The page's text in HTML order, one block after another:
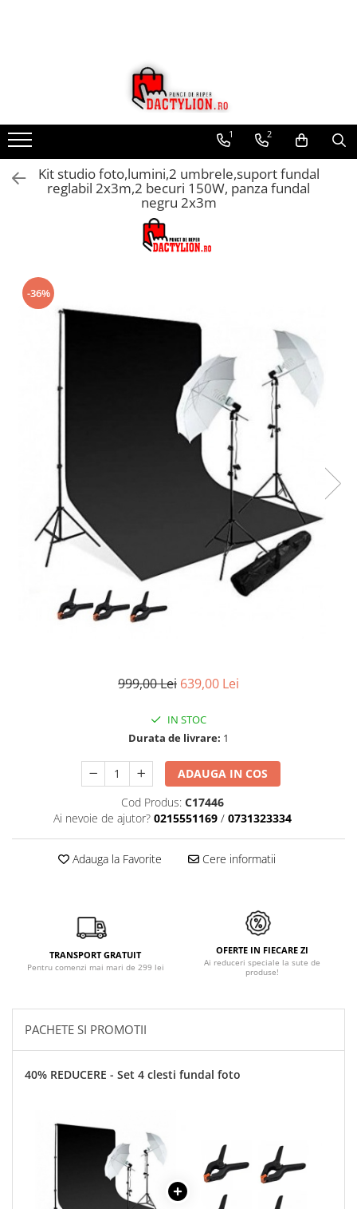
1 2
Kit studio foto,lumini,2 umbrele,suport fundal
reglabil 2x3m,2 becuri 150W, panza fundal
negru 2x3m
-36%
999,00 Lei 639,00 Lei
IN STOC
Durata de livrare: 1
ADAUGA IN COS
Cod Produs: C17446
Ai nevoie de ajutor? 0215551169 / 0731323334
Adauga la Favorite Cere informatii
TRANSPORT GRATUIT
Pentru comenzi mai mari de 299 lei
OFERTE IN FIECARE ZI
Ai reduceri speciale la sute de
produse!
PACHETE SI PROMOTII
40% REDUCERE - Set 4 clesti fundal foto